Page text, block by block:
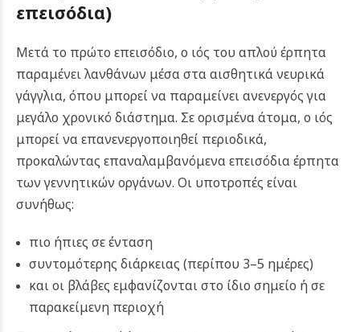
επεισόδια)
Μετά το πρώτο επεισόδιο, ο ιός του απλού έρπητα
παραμένει λανθάνων μέσα στα αισθητικά νευρικά
γάγγλια, όπου μπορεί να παραμείνει ανενεργός για
μεγάλο χρονικό διάστημα. Σε ορισμένα άτομα, ο ιός
μπορεί να επανενεργοποιηθεί περιοδικά,
προκαλώντας επαναλαμβανόμενα επεισόδια έρπητα
των γεννητικών οργάνων. Οι υποτροπές είναι
συνήθως:
πιο ήπιες σε ένταση
συντομότερης διάρκειας (περίπου 3–5 ημέρες)
και οι βλάβες εμφανίζονται στο ίδιο σημείο ή σε
παρακείμενη περιοχή